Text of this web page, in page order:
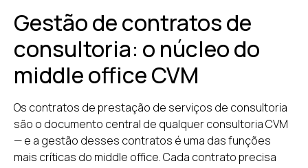
Gestão de contratos de
consultoria: o núcleo do
middle office CVM
Os contratos de prestação de serviços de consultoria
são o documento central de qualquer consultoria CVM
— e a gestão desses contratos é uma das funções
mais críticas do middle office. Cada contrato precisa